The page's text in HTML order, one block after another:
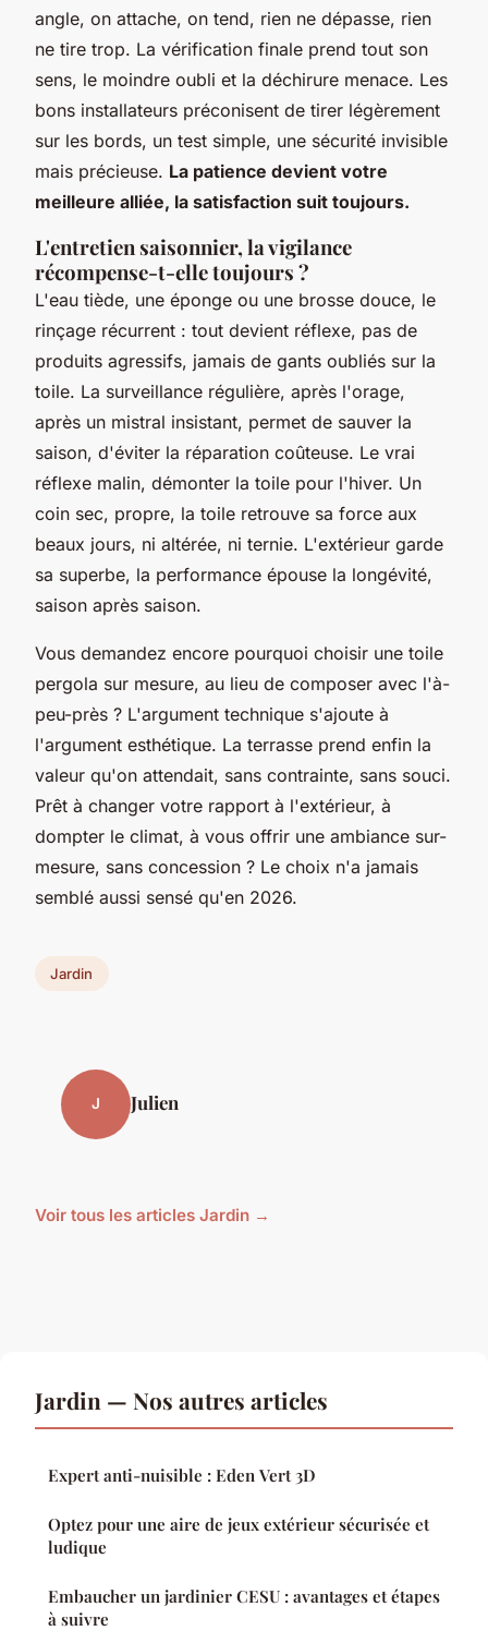
angle, on attache, on tend, rien ne dépasse, rien
ne tire trop. La vérification finale prend tout son
sens, le moindre oubli et la déchirure menace. Les
bons installateurs préconisent de tirer légèrement
sur les bords, un test simple, une sécurité invisible
mais précieuse. La patience devient votre
meilleure alliée, la satisfaction suit toujours.
L'entretien saisonnier, la vigilance
récompense-t-elle toujours ?
L'eau tiède, une éponge ou une brosse douce, le
rinçage récurrent : tout devient réflexe, pas de
produits agressifs, jamais de gants oubliés sur la
toile. La surveillance régulière, après l'orage,
après un mistral insistant, permet de sauver la
saison, d'éviter la réparation coûteuse. Le vrai
réflexe malin, démonter la toile pour l'hiver. Un
coin sec, propre, la toile retrouve sa force aux
beaux jours, ni altérée, ni ternie. L'extérieur garde
sa superbe, la performance épouse la longévité,
saison après saison.
Vous demandez encore pourquoi choisir une toile
pergola sur mesure, au lieu de composer avec l'à-
peu-près ? L'argument technique s'ajoute à
l'argument esthétique. La terrasse prend enfin la
valeur qu'on attendait, sans contrainte, sans souci.
Prêt à changer votre rapport à l'extérieur, à
dompter le climat, à vous offrir une ambiance sur-
mesure, sans concession ? Le choix n'a jamais
semblé aussi sensé qu'en 2026.
Jardin
J Julien
Voir tous les articles Jardin →
Jardin — Nos autres articles
Expert anti-nuisible : Eden Vert 3D
Optez pour une aire de jeux extérieur sécurisée et
ludique
Embaucher un jardinier CESU : avantages et étapes
à suivre